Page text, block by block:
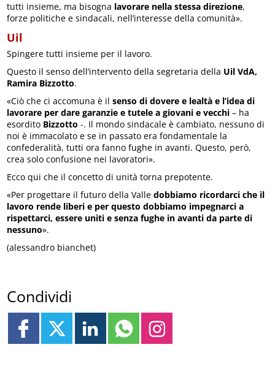
tutti insieme, ma bisogna lavorare nella stessa direzione,
forze politiche e sindacali, nell’interesse della comunità».
Uil
Spingere tutti insieme per il lavoro.
Questo il senso dell’intervento della segretaria della Uil VdA,
Ramira Bizzotto.
«Ciò che ci accomuna è ilsenso di dovere e lealtà e l’idea di
lavorare per dare garanzie e tutele a giovani e vecchi – ha
esordito Bizzotto -. Il mondo sindacale è cambiato, nessuno di
noi è immacolato e se in passato era fondamentale la
confederalità, tutti ora fanno fughe in avanti. Questo, però,
crea solo confusione nei lavoratori».
Ecco qui che il concetto di unità torna prepotente.
«Per progettare il futuro della Valledobbiamo ricordarci che il
lavoro rende liberi e per questo dobbiamo impegnarci a
rispettarci, essere uniti e senza fughe in avanti da parte di
nessuno».
(alessandro bianchet)
Condividi